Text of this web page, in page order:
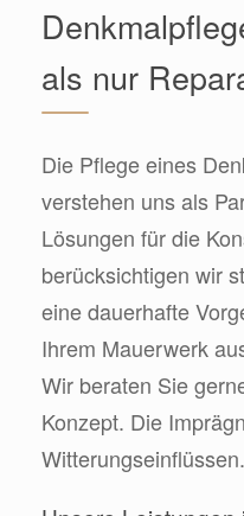
als nur
Die Pflege eines
verstehen uns als
Lösungen für die
berücksichtigen wir
eine dauerhafte
Ihrem Mauerwerk
Wir beraten Sie
Konzept. Die
Witterungseinflüssen.